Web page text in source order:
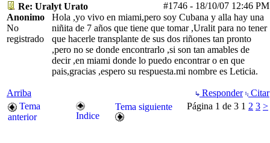
#1746 - 18/10/07 12:46 PM
Re: Uralyt Urato
Anonimo
No
registrado
Hola ,yo vivo en miami,pero soy Cubana y alla hay una
niñita de 7 años que tiene que tomar ,Uralit para no tener
que hacerle transplante de sus dos riñones tan pronto
,pero no se donde encontrarlo ,si son tan amables de
decir ,en miami donde lo puedo encontrar o en que
pais,gracias ,espero su respuesta.mi nombre es Leticia.
Arriba Responder
Citar
Página 1 de 3 1 2 3 >
Tema
anterior
Indice
Tema siguiente